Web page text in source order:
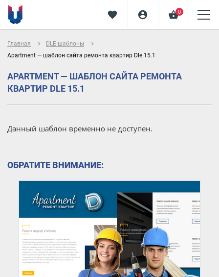
favorite account_circle shopping_basket0
Главная navigate_next DLE шаблоны
navigate_next
Apartment — шаблон сайта ремонта квартир Dle 15.1
APARTMENT — ШАБЛОН САЙТА РЕМОНТА
КВАРТИР DLE 15.1
Данный шаблон временно не доступен.
ОБРАТИТЕ ВНИМАНИЕ: